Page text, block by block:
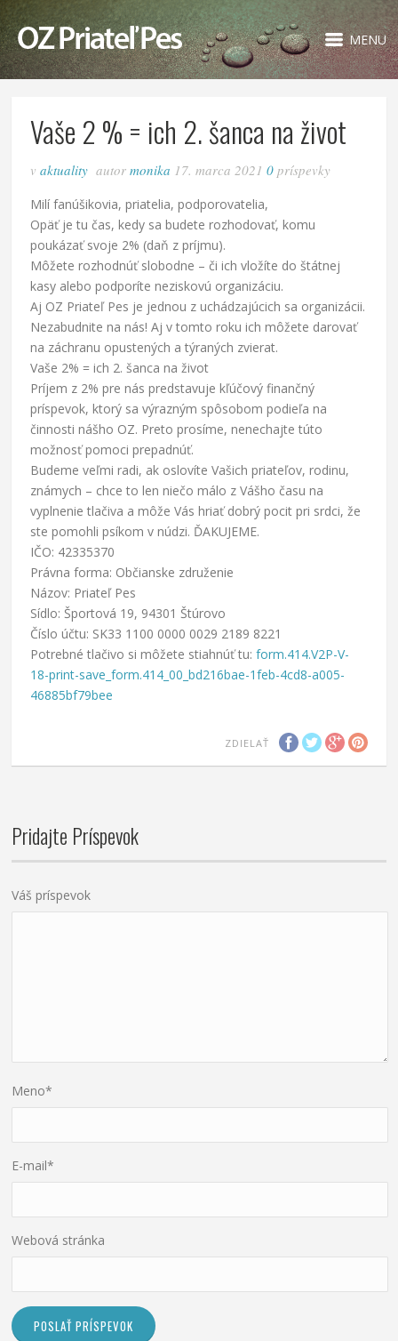
MENU
Vaše 2 % = ich 2. šanca na život
vaktuality autormonika 17. marca 20210príspevky
Milí fanúšikovia, priatelia, podporovatelia,
Opäť je tu čas, kedy sa budete rozhodovať, komu
poukázať svoje 2% (daň z príjmu).
Môžete rozhodnúť slobodne – či ich vložíte do štátnej
kasy alebo podporíte neziskovú organizáciu.
Aj OZ Priateľ Pes je jednou z uchádzajúcich sa organizácii.
Nezabudnite na nás! Aj v tomto roku ich môžete darovať
na záchranu opustených a týraných zvierat.
Vaše 2% = ich 2. šanca na život
Príjem z 2% pre nás predstavuje kľúčový finančný
príspevok, ktorý sa výrazným spôsobom podieľa na
činnosti nášho OZ. Preto prosíme, nenechajte túto
možnosť pomoci prepadnúť.
Budeme veľmi radi, ak oslovíte Vašich priateľov, rodinu,
známych – chce to len niečo málo z Vášho času na
vyplnenie tlačiva a môže Vás hriať dobrý pocit pri srdci, že
ste pomohli psíkom v núdzi. ĎAKUJEME.
IČO: 42335370
Právna forma: Občianske združenie
Názov: Priateľ Pes
Sídlo: Športová 19, 94301 Štúrovo
Číslo účtu: SK33 1100 0000 0029 2189 8221
Potrebné tlačivo si môžete stiahnúť tu:form.414.V2P-V-
18-print-save_form.414_00_bd216bae-1feb-4cd8-a005-
46885bf79bee
ZDIELAŤ
Pridajte Príspevok
Váš príspevok
Meno*
E-mail*
Webová stránka